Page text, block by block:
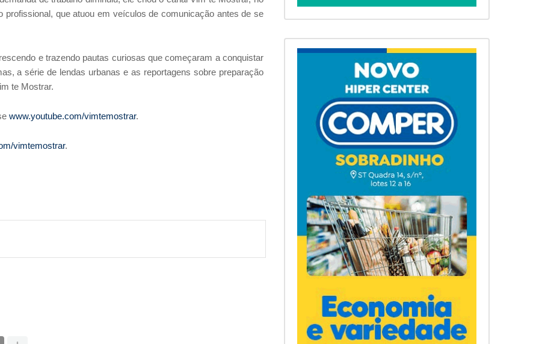
profissional, que atuou em veículos de comunicação antes de se
e trazendo pautas curiosas que começaram a conquistar
a série de lendas urbanas e as reportagens sobre preparação
te Mostrar.
www.youtube.com/vimtemostrar.
vimtemostrar.